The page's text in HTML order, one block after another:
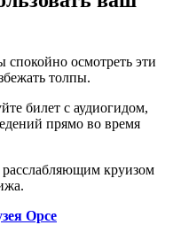
спокойно осмотреть эти
толпы.
билет с аудиогидом,
прямо во время
расслабляющим круизом
Орсе